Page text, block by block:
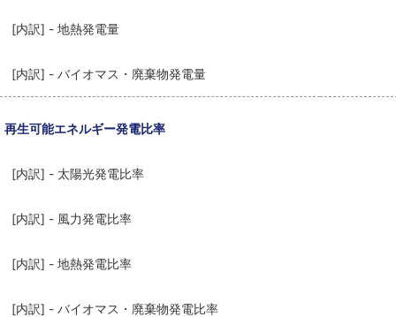
[内訳] - 地熱発電量
[内訳] - バイオマス・廃棄物発電量
再生可能エネルギー発電比率
[内訳] - 太陽光発電比率
[内訳] - 風力発電比率
[内訳] - 地熱発電比率
[内訳] - バイオマス・廃棄物発電比率